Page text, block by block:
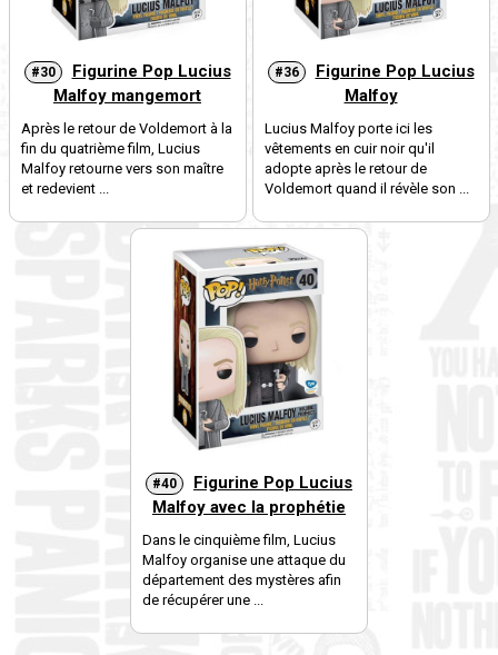
#30
Figurine Pop Lucius
Malfoy mangemort
Après le retour de Voldemort à la
fin du quatrième film, Lucius
Malfoy retourne vers son maître
et redevient ...
#36
Figurine Pop Lucius
Malfoy
Lucius Malfoy porte ici les
vêtements en cuir noir qu'il
adopte après le retour de
Voldemort quand il révèle son ...
#40
Figurine Pop Lucius
Malfoy avec la prophétie
Dans le cinquième film, Lucius
Malfoy organise une attaque du
département des mystères afin
de récupérer une ...